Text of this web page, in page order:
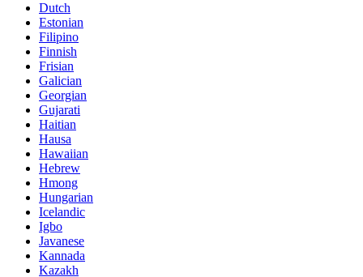
Dutch
Estonian
Filipino
Finnish
Frisian
Galician
Georgian
Gujarati
Haitian
Hausa
Hawaiian
Hebrew
Hmong
Hungarian
Icelandic
Igbo
Javanese
Kannada
Kazakh